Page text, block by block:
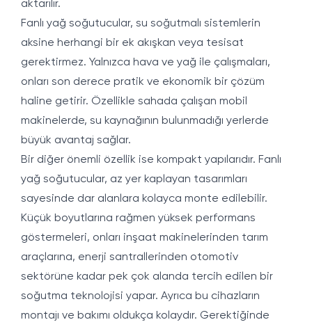
aktarılır.
Fanlı yağ soğutucular, su soğutmalı sistemlerin
aksine herhangi bir ek akışkan veya tesisat
gerektirmez. Yalnızca hava ve yağ ile çalışmaları,
onları son derece pratik ve ekonomik bir çözüm
haline getirir. Özellikle sahada çalışan mobil
makinelerde, su kaynağının bulunmadığı yerlerde
büyük avantaj sağlar.
Bir diğer önemli özellik ise kompakt yapılarıdır. Fanlı
yağ soğutucular, az yer kaplayan tasarımları
sayesinde dar alanlara kolayca monte edilebilir.
Küçük boyutlarına rağmen yüksek performans
göstermeleri, onları inşaat makinelerinden tarım
araçlarına, enerji santrallerinden otomotiv
sektörüne kadar pek çok alanda tercih edilen bir
soğutma teknolojisi yapar. Ayrıca bu cihazların
montajı ve bakımı oldukça kolaydır. Gerektiğinde